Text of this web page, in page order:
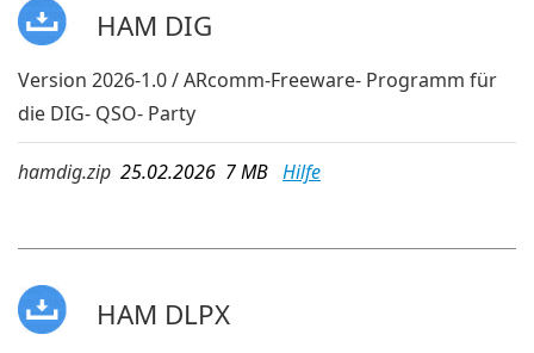
HAM DIG
Version 2026-1.0 / ARcomm-Freeware- Programm für
die DIG- QSO- Party
hamdig.zip 25.02.2026 7 MB Hilfe
HAM DLPX